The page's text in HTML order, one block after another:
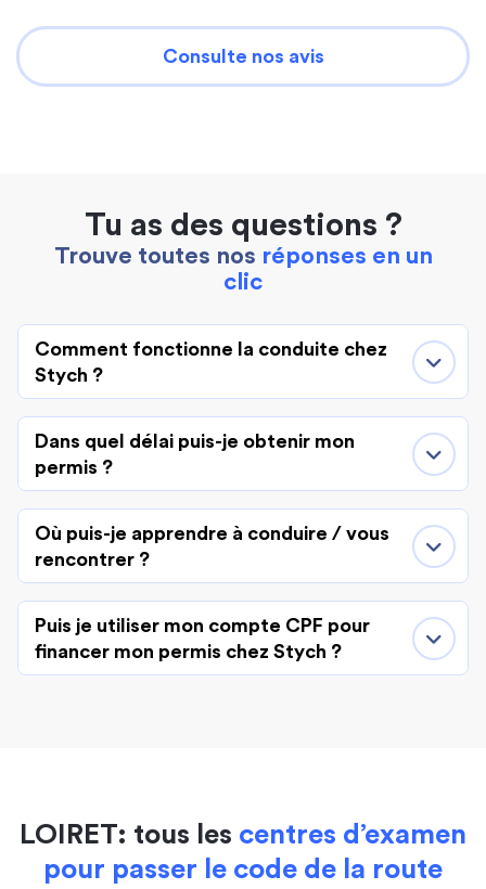
Consulte nos avis
Tu as des questions ?
Trouve toutes nos réponses en un
clic
Comment fonctionne la conduite chez
Stych ?
Dans quel délai puis-je obtenir mon
permis ?
Où puis-je apprendre à conduire / vous
rencontrer ?
Puis je utiliser mon compte CPF pour
financer mon permis chez Stych ?
LOIRET: tous les centres d’examen
pour passer le code de la route